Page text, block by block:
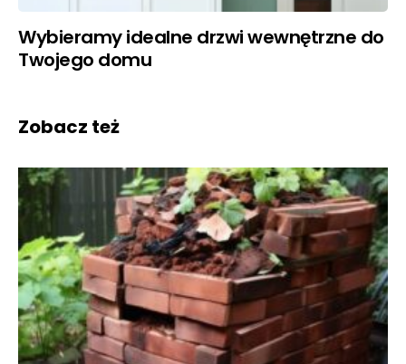
Wybieramy idealne drzwi wewnętrzne do
Twojego domu
Zobacz też